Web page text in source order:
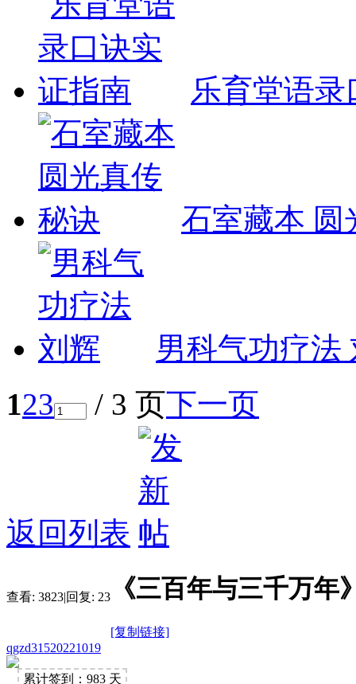
乐育堂语录
石室藏本 圆
男科气功疗法
123 / 3 页下一页
返回列表
查看: 3823|回复: 23 《三百年与三千万
[复制链接]
qgzd31520221019
累计签到：983 天